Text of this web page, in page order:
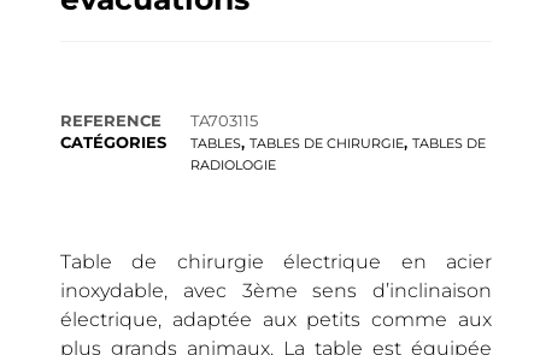
REFERENCE
TA703115
CATÉGORIES
TABLES, TABLES DE CHIRURGIE, TABLES DE
RADIOLOGIE
Table de chirurgie électrique en acier
inoxydable, avec 3ème sens d’inclinaison
électrique, adaptée aux petits comme aux
plus grands animaux. La table est équipée